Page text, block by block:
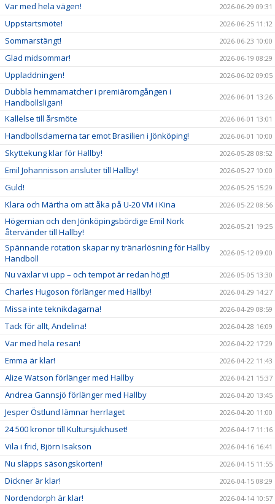
Var med hela vägen! 2026-06-29 09:31
Uppstartsmöte! 2026-06-25 11:12
Sommarstängt! 2026-06-23 10:00
Glad midsommar! 2026-06-19 08:29
Uppladdningen! 2026-06-02 09:05
Dubbla hemmamatcher i premiäromgången i
Handbollsligan!
2026-06-01 13:26
Kallelse till årsmöte 2026-06-01 13:01
Handbollsdamerna tar emot Brasilien i Jönköping! 2026-06-01 10:00
Skyttekung klar för Hallby! 2026-05-28 08:52
Emil Johannisson ansluter till Hallby! 2026-05-27 10:00
Guld! 2026-05-25 15:29
Klara och Märtha om att åka på U-20 VM i Kina 2026-05-22 08:56
Högernian och den Jönköpingsbördige Emil Nork
återvänder till Hallby!
2026-05-21 19:25
Spännande rotation skapar ny tränarlösning för Hallby
Handboll
2026-05-12 09:00
Nu växlar vi upp – och tempot är redan högt! 2026-05-05 13:30
Charles Hugoson förlänger med Hallby! 2026-04-29 14:27
Missa inte teknikdagarna! 2026-04-29 08:59
Tack för allt, Andelina! 2026-04-28 16:09
Var med hela resan! 2026-04-22 17:29
Emma är klar! 2026-04-22 11:43
Alize Watson förlänger med Hallby 2026-04-21 15:37
Andrea Gannsjö förlänger med Hallby 2026-04-20 13:45
Jesper Östlund lämnar herrlaget 2026-04-20 11:00
24 500 kronor till Kultursjukhuset! 2026-04-17 11:16
Vila i frid, Björn Isakson 2026-04-16 16:41
Nu släpps säsongskorten! 2026-04-15 11:55
Dickner är klar! 2026-04-15 08:29
Nordendorph är klar! 2026-04-14 10:57